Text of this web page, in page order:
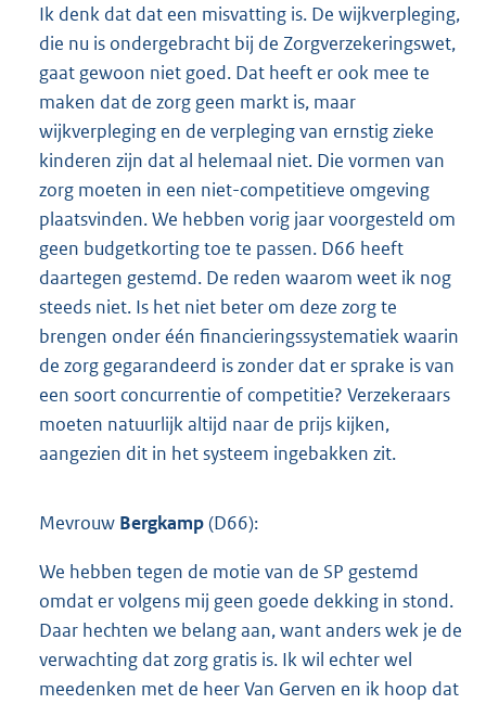
Ik denk dat dat een misvatting is. De wijkverpleging,
die nu is ondergebracht bij de Zorgverzekeringswet,
gaat gewoon niet goed. Dat heeft er ook mee te
maken dat de zorg geen markt is, maar
wijkverpleging en de verpleging van ernstig zieke
kinderen zijn dat al helemaal niet. Die vormen van
zorg moeten in een niet-competitieve omgeving
plaatsvinden. We hebben vorig jaar voorgesteld om
geen budgetkorting toe te passen. D66 heeft
daartegen gestemd. De reden waarom weet ik nog
steeds niet. Is het niet beter om deze zorg te
brengen onder één financieringssystematiek waarin
de zorg gegarandeerd is zonder dat er sprake is van
een soort concurrentie of competitie? Verzekeraars
moeten natuurlijk altijd naar de prijs kijken,
aangezien dit in het systeem ingebakken zit.
Mevrouw Bergkamp(D66):
We hebben tegen de motie van de SP gestemd
omdat er volgens mij geen goede dekking in stond.
Daar hechten we belang aan, want anders wek je de
verwachting dat zorg gratis is. Ik wil echter wel
meedenken met de heer Van Gerven en ik hoop dat